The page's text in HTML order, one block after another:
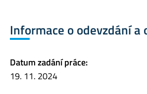
Informace o odevzdání a
Datum zadání práce:
19. 11. 2024